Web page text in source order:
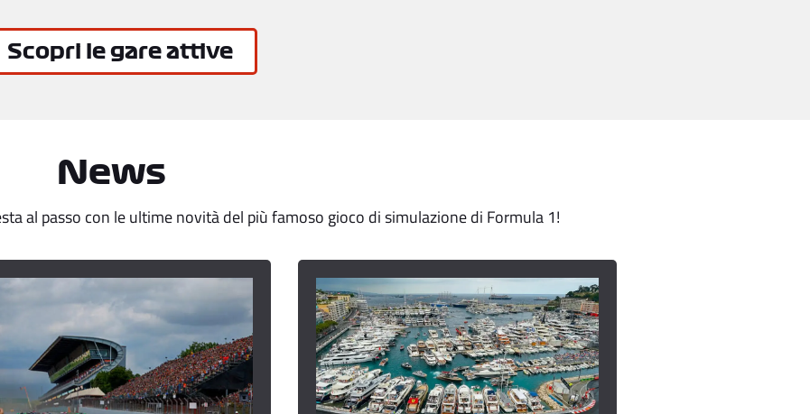
Scopri le gare attive
News
al passo con le ultime novità del più famoso gioco di simulazione di Formula 1!